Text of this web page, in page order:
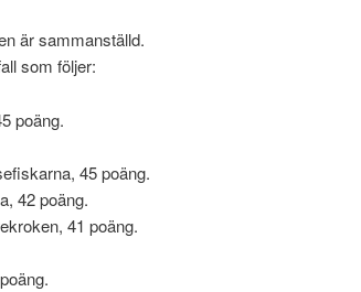
är sammanställd.
som följer:
poäng.
45 poäng.
42 poäng.
41 poäng.